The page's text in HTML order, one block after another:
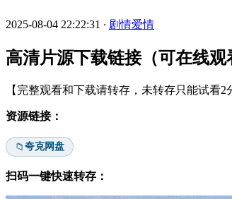
2025-08-04 22:22:31 · 剧情爱情
高清片源下载链接（可在线观
【完整观看和下载请转存，未转存只能试看
资源链接：
📁夸克网盘
扫码一键快速转存：